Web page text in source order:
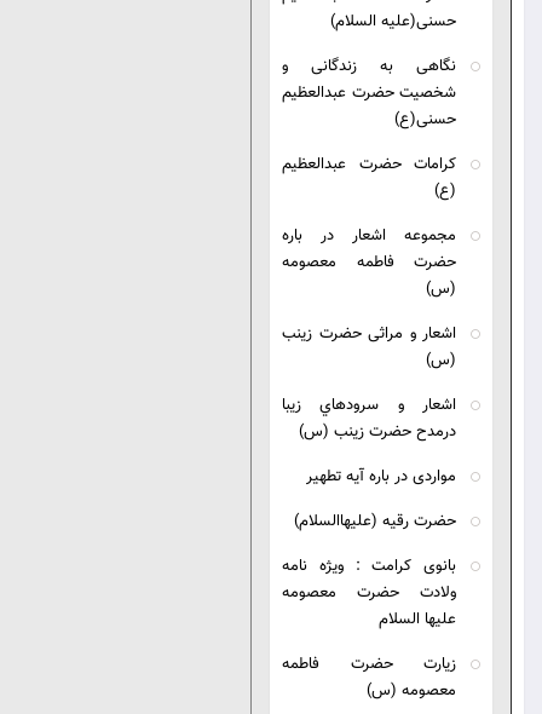
السلام)
به زندگانی و
حضرت عبدالعظیم
حضرت عبدالعظیم
اشعار در باره
فاطمه معصومه
و مراثی حضرت زینب
و سرودهاي زيبا
حضرت زينب (س)
در باره آیه تطهیر
رقیه (علیهاالسلام)
کرامت : ویژه نامه
حضرت معصومه
حضرت فاطمه